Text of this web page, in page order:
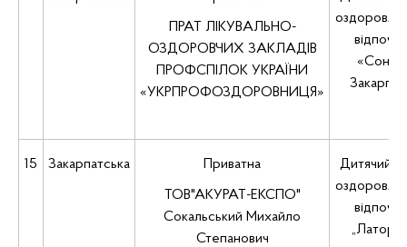
ПРАТ ЛІКУВАЛЬНО-
ОЗДОРОВЧИХ ЗАКЛАДІВ
ПРОФСПІЛОК УКРАЇНИ
«УКРПРОФОЗДОРОВНИЦЯ»
15 Закарпатська Приватна
ТОВ"АКУРАТ-ЕКСПО"
Сокальський Михайло
Степанович
Дитячий